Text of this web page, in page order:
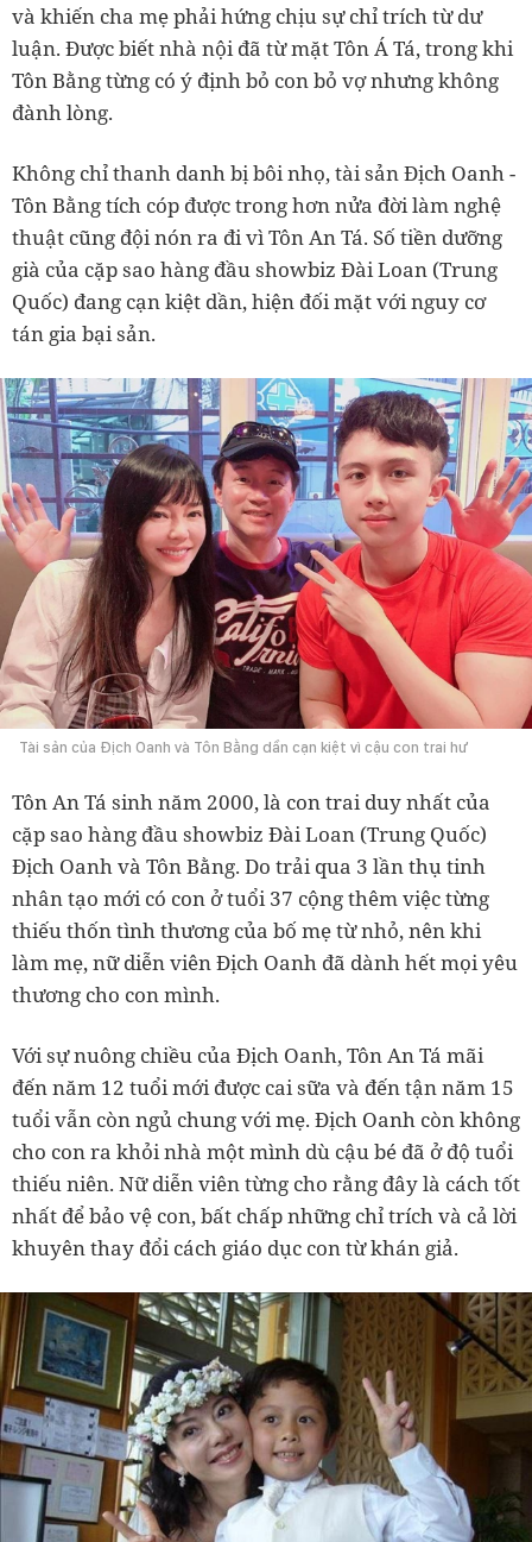
và khiến cha mẹ phải hứng chịu sự chỉ trích từ dư
luận. Được biết nhà nội đã từ mặt Tôn Á Tá, trong khi
Tôn Bằng từng có ý định bỏ con bỏ vợ nhưng không
đành lòng.
Không chỉ thanh danh bị bôi nhọ, tài sản Địch Oanh -
Tôn Bằng tích cóp được trong hơn nửa đời làm nghệ
thuật cũng đội nón ra đi vì Tôn An Tá. Số tiền dưỡng
già của cặp sao hàng đầu showbiz Đài Loan (Trung
Quốc) đang cạn kiệt dần, hiện đối mặt với nguy cơ
tán gia bại sản.
Tài sản của Địch Oanh và Tôn Bằng dần cạn kiệt vì cậu con trai hư
Tôn An Tá sinh năm 2000, là con trai duy nhất của
cặp sao hàng đầu showbiz Đài Loan (Trung Quốc)
Địch Oanh và Tôn Bằng. Do trải qua 3 lần thụ tinh
nhân tạo mới có con ở tuổi 37 cộng thêm việc từng
thiếu thốn tình thương của bố mẹ từ nhỏ, nên khi
làm mẹ, nữ diễn viên Địch Oanh đã dành hết mọi yêu
thương cho con mình.
Với sự nuông chiều của Địch Oanh, Tôn An Tá mãi
đến năm 12 tuổi mới được cai sữa và đến tận năm 15
tuổi vẫn còn ngủ chung với mẹ. Địch Oanh còn không
cho con ra khỏi nhà một mình dù cậu bé đã ở độ tuổi
thiếu niên. Nữ diễn viên từng cho rằng đây là cách tốt
nhất để bảo vệ con, bất chấp những chỉ trích và cả lời
khuyên thay đổi cách giáo dục con từ khán giả.